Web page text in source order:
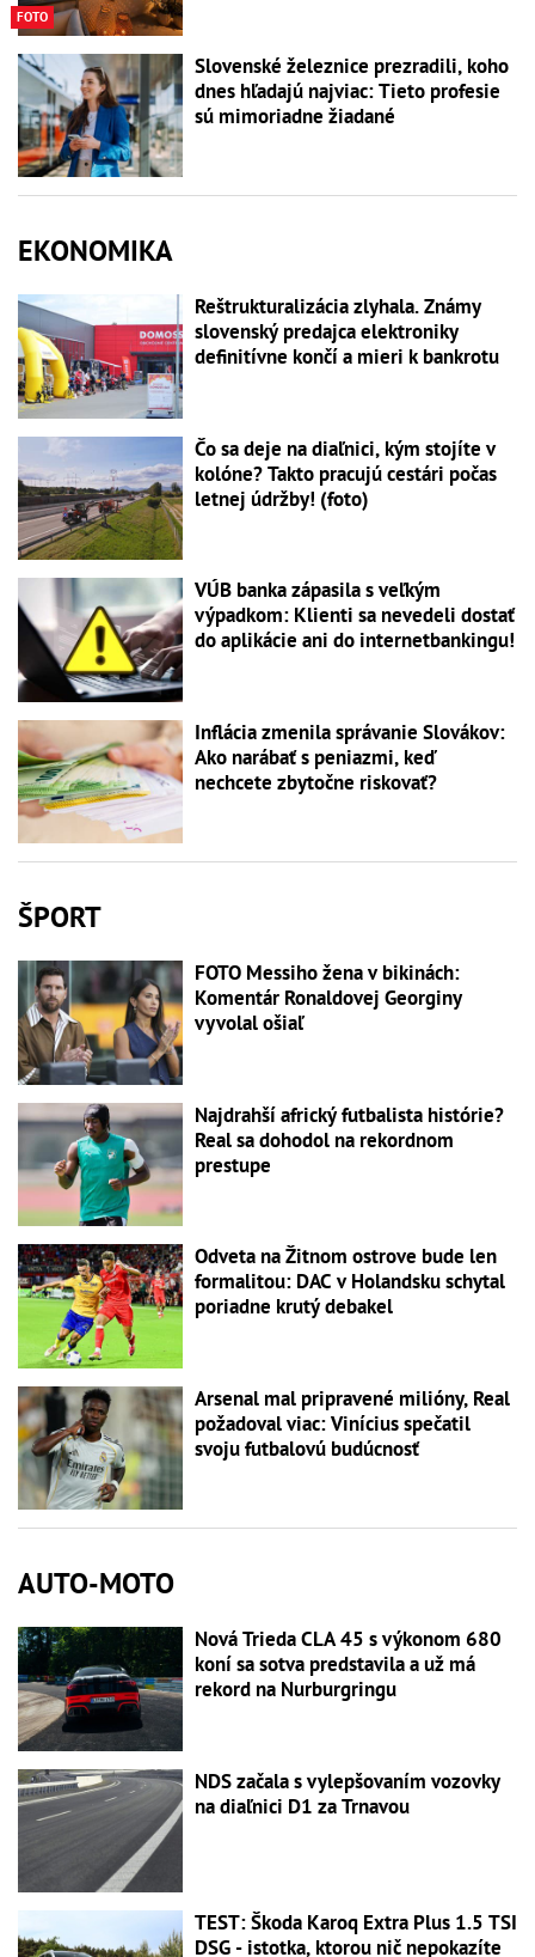
FOTO
Slovenské železnice prezradili, koho
dnes hľadajú najviac: Tieto profesie
sú mimoriadne žiadané
EKONOMIKA
Reštrukturalizácia zlyhala. Známy
slovenský predajca elektroniky
definitívne končí a mieri k bankrotu
Čo sa deje na diaľnici, kým stojíte v
kolóne? Takto pracujú cestári počas
letnej údržby! (foto)
VÚB banka zápasila s veľkým
výpadkom: Klienti sa nevedeli dostať
do aplikácie ani do internetbankingu!
Inflácia zmenila správanie Slovákov:
Ako narábať s peniazmi, keď
nechcete zbytočne riskovať?
ŠPORT
FOTO Messiho žena v bikinách:
Komentár Ronaldovej Georginy
vyvolal ošiaľ
Najdrahší africký futbalista histórie?
Real sa dohodol na rekordnom
prestupe
Odveta na Žitnom ostrove bude len
formalitou: DAC v Holandsku schytal
poriadne krutý debakel
Arsenal mal pripravené milióny, Real
požadoval viac: Vinícius spečatil
svoju futbalovú budúcnosť
AUTO-MOTO
Nová Trieda CLA 45 s výkonom 680
koní sa sotva predstavila a už má
rekord na Nurburgringu
NDS začala s vylepšovaním vozovky
na diaľnici D1 za Trnavou
TEST: Škoda Karoq Extra Plus 1.5 TSI
DSG - istotka, ktorou nič nepokazíte